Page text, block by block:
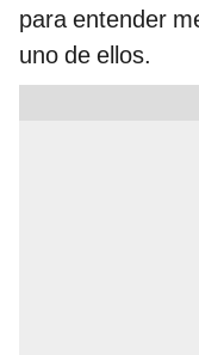
para entender
uno de ellos.